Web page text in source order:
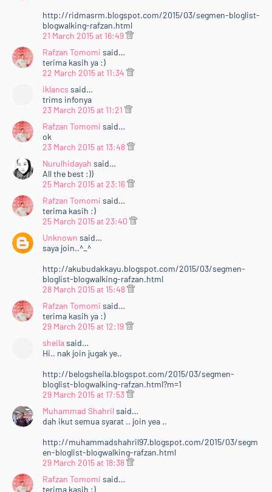
http://ridmasrm.blogspot.com/2015/03/segmen-bloglist-
blogwalking-rafzan.html
21 March 2015 at 16:49
Rafzan Tomomi said…
terima kasih ya :)
22 March 2015 at 11:34
iklancs said…
trims infonya
23 March 2015 at 11:21
Rafzan Tomomi said…
ok
23 March 2015 at 13:48
Nurulhidayah said…
All the best :))
25 March 2015 at 23:16
Rafzan Tomomi said…
terima kasih :)
25 March 2015 at 23:40
Unknown said…
saya join..^_^
http://akubudakkayu.blogspot.com/2015/03/segmen-
bloglist-blogwalking-rafzan.html
28 March 2015 at 15:48
Rafzan Tomomi said…
terima kasih ya :)
29 March 2015 at 12:19
sheilasaid…
Hi.. nak join jugak ye..
http://belogsheila.blogspot.com/2015/03/segmen-
bloglist-blogwalking-rafzan.html?m=1
29 March 2015 at 17:53
Muhammad Shahril said…
dah ikut semua syarat .. join yea ..
http://muhammadshahril97.blogspot.com/2015/03/segm
en-bloglist-blogwalking-rafzan.html
29 March 2015 at 18:38
Rafzan Tomomi said…
terima kasih :)